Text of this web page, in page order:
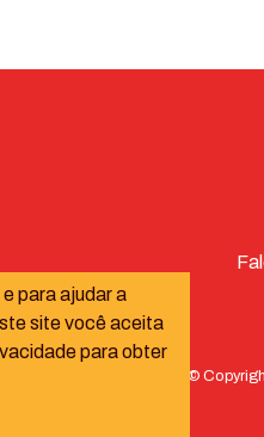
©
para ajudar a
site você aceita
para obter